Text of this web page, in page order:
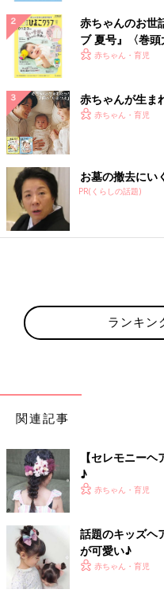
赤ちゃんのお世
ブ 夏号』〈巻
く！ おっぱい・
赤ちゃん・育児
赤ちゃんが生ま
赤ちゃん・育児
お墓の撤去にい
PR(くらしの話題)
ランキン
関連記事
【セレモニー
♪
赤ちゃん・育児
話題のキッズヘ
が可愛い♪
赤ちゃん・育児